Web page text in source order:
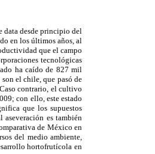
data desde principio del
en los últimos años, al
que el campo
tecnológicas
ha caído de 827 mil
el chile, que pasó de
contrario, el cultivo
con ello, este estado
que los supuestos
es también
de México en
del medio ambiente,
hortofrutícola en